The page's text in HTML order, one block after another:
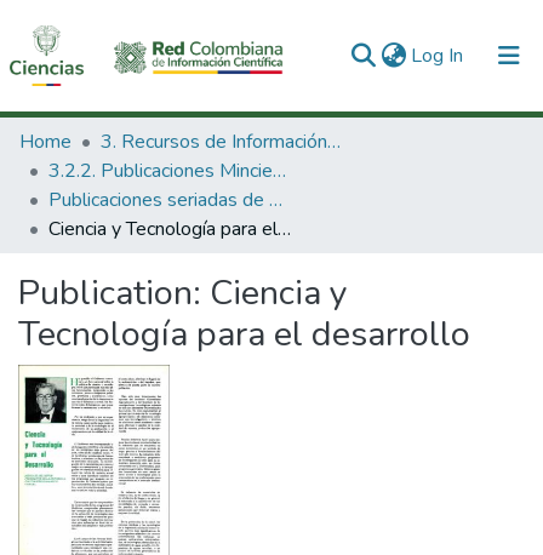
Log In (current)
Communities & Collections
All of DSpace
Statistics
Home
3. Recursos de Información Científica y Tecnológica
3.2.2. Publicaciones Minciencias
Publicaciones seriadas de Minciencias
Ciencia y Tecnología para el desarrollo
Publication: Ciencia y
Tecnología para el desarrollo